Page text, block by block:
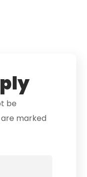
be
are marked